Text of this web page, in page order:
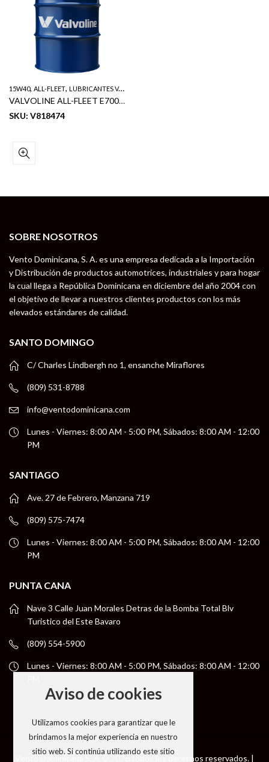
15W40, ALL-FLEET, LUBRICANTES VALVOLINE
VALVOLINE ALL-FLEET E700+ ACEITE DE MOTOR DIESEL SERVICIO PESADO SAE 15W40 55GL
SKU: V818474
SOBRE NOSOTROS
Vento Dominicana, S. A. es una empresa dedicada a la Importación
y Distribución de productos automotrices, industriales y para hogar
la cual llega a República Dominicana en diciembre del año 2004 con
el objetivo de llevar a nuestros clientes productos con los más
elevados estándares de calidad.
SANTO DOMINGO
C/ Charles Lindbergh no 1, ensanche Miraflores
(809) 531-8788
info@ventodominicana.com
Lunes - Viernes: 8:00 AM - 5:00 PM, Sábados: 8:00 AM - 12:00
PM
SANTIAGO
Ave. 27 de Febrero, Manzana 719
(809) 575-7474
Lunes - Viernes: 8:00 AM - 5:00 PM, Sábados: 8:00 AM - 12:00
PM
PUNTA CANA
Nave 3 Calle Juan Morales Detras de la Bomba Total Blv
Turistico del Este Bavaro
(809) 554-5900
Lunes - Viernes: 8:00 AM - 5:00 PM, Sábados: 8:00 AM - 12:00
Vento Dominicana S. A © 2026 todos los derechos reservados. |
Aviso de cookies
Utilizamos cookies para garantizar que le
brindamos la mejor experiencia en nuestro
sitio web. Si continúa utilizando este sitio